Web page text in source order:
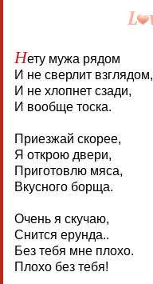
Нету мужа рядом
И не сверлит взглядом,
И не хлопнет сзади,
И вообще тоска.
Приезжай скорее,
Я открою двери,
Приготовлю мяса,
Вкусного борща.
Очень я скучаю,
Снится ерунда..
Без тебя мне плохо.
Плохо без тебя!